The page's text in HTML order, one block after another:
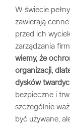
Niszczenie
Archiwizowanie
Usługi
W świecie
zawierają
przed ich
zarządzania
wiemy, że
organizacji,
dysków
bezpieczne i
szczególnie
być używane,